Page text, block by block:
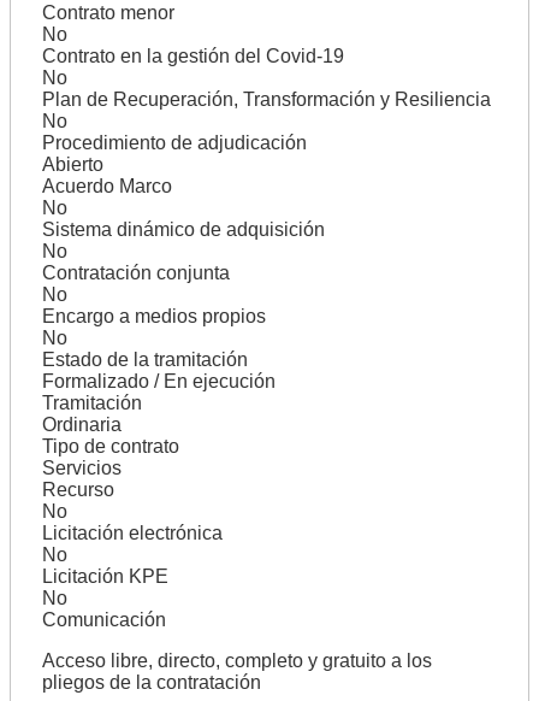
Contrato menor
No
Contrato en la gestión del Covid-19
No
Plan de Recuperación, Transformación y Resiliencia
No
Procedimiento de adjudicación
Abierto
Acuerdo Marco
No
Sistema dinámico de adquisición
No
Contratación conjunta
No
Encargo a medios propios
No
Estado de la tramitación
Formalizado / En ejecución
Tramitación
Ordinaria
Tipo de contrato
Servicios
Recurso
No
Licitación electrónica
No
Licitación KPE
No
Comunicación
Acceso libre, directo, completo y gratuito a los
pliegos de la contratación